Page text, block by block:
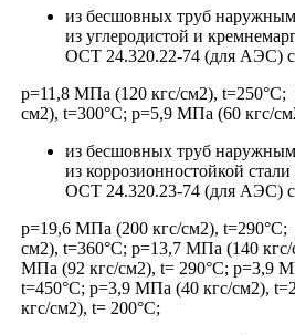
из бесшовных труб
из углеродистой и
ОСТ 24.320.22-74 (для АЭС) с
р=11,8 МПа (120 кгс/см2),
см2), t=300°С; р=5,9 МПа (60 кгс/
из бесшовных труб
из коррозионностойкой
ОСТ 24.320.23-74 (для АЭС) с
р=19,6 МПа (200 кгс/см2),
см2), t=360°С; р=13,7 МПа (140
МПа (92 кгс/см2), t= 290°С; р=3,9
t=450°С; р=3,9 МПа (40 кгс/см2),
кгс/см2), t= 200°С;